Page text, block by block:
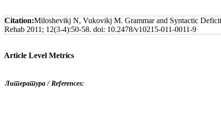
Citation:Miloshevikj N, Vukovikj M. Grammar and Syntactic
Rehab 2011; 12(3-4):50-58. doi: 10.2478/v10215-011-0011-9
Article Level Metrics
Литература / References: